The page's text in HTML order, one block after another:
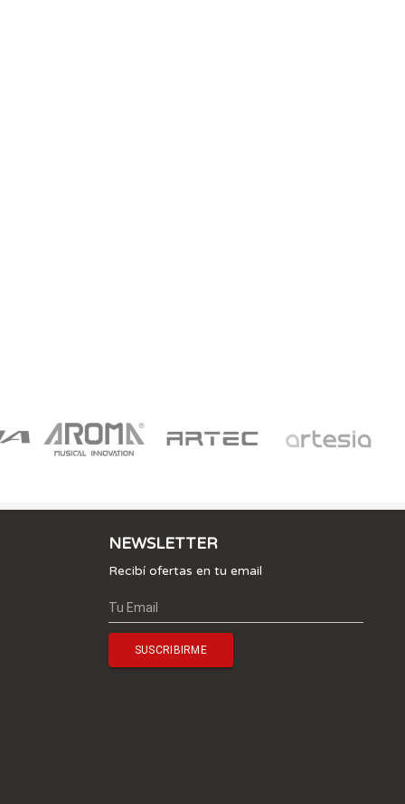
NEWSLETTER
Recibí ofertas en tu email